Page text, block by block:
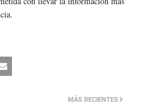
MÁS RECIENTES